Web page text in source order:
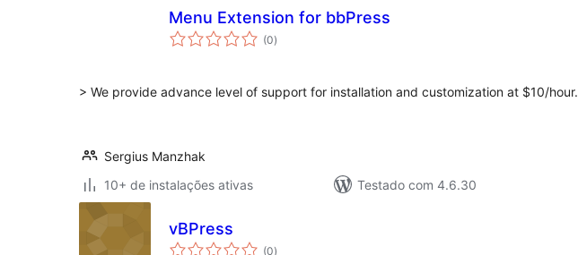
Menu Extension for bbPress
(0total
de
)
> We provide advance level of support for installation and customization at $10/hour.
Sergius Manzhak
10+ de instalações ativas
Testado com 4.6.30
vBPress
(0total
)